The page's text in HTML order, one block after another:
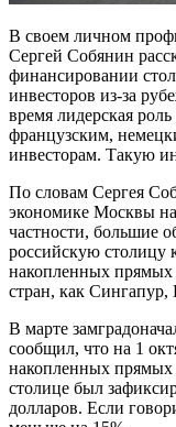
В своем личном
Сергей Собянин
финансировании
инвесторов из-за
время лидерская
французским,
инвесторам. Такую
По словам Сергея
экономике Москвы
частности, большие
российскую
накопленных прямых
стран, как
В марте
сообщил, что на 1
накопленных прямых
столице был
долларов. Если